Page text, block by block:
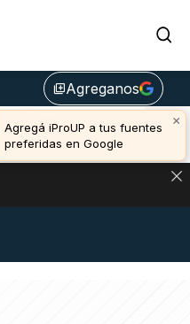
library_addAgreganos
×
Agregá iProUP a tus fuentes
preferidas en Google
Bitcoin (0,91%)
u$s 64.885,00
LOS PRECIOS DE